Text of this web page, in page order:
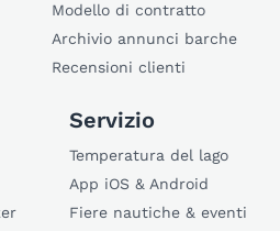
Modello di contratto
Archivio annunci barche
Recensioni clienti
Servizio
Temperatura del lago
App iOS & Android
Fiere nautiche & eventi